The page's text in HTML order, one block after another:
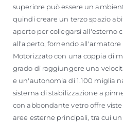
superiore può essere un
quindi creare un terzo spazio
aperto per collegarsi all'esterno
all'aperto, fornendo all'armatore
Motorizzato con una coppia di
grado di raggiungere una
e un'autonomia di 1.100 miglia
sistema di stabilizzazione a
con abbondante vetro offre
aree esterne principali, tra cui